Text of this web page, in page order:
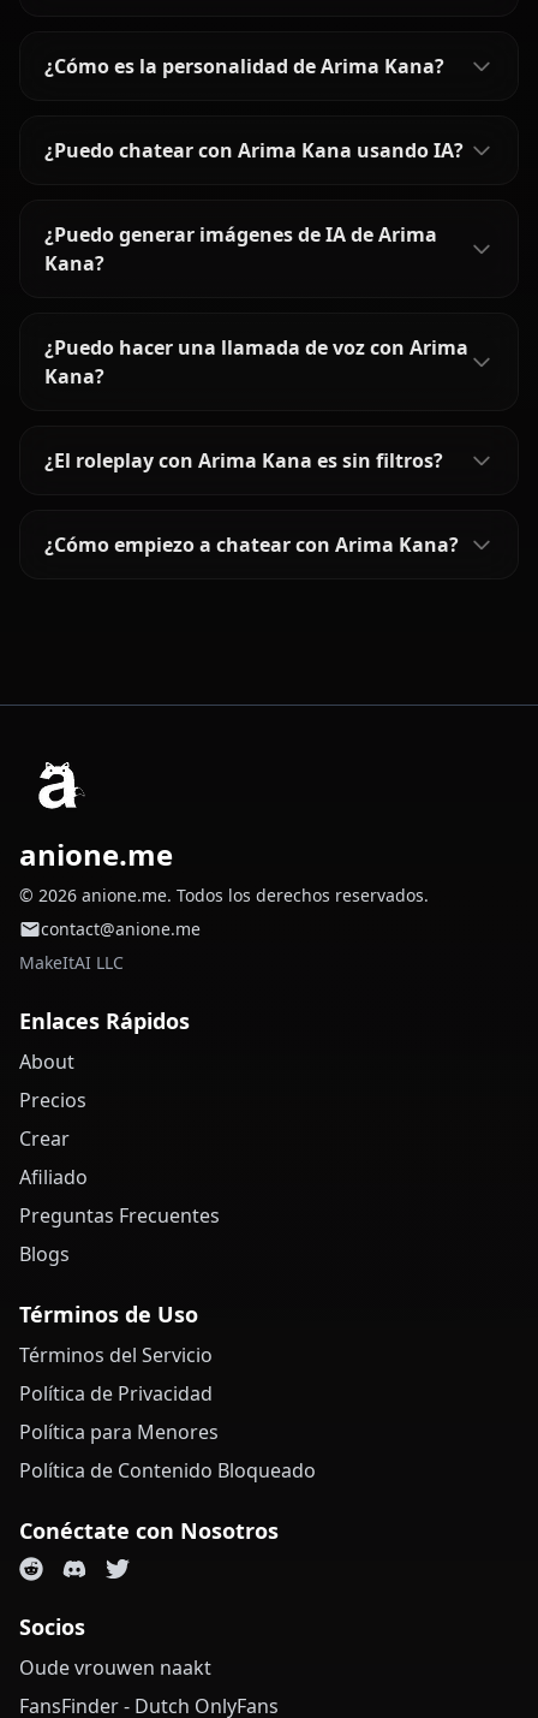
¿Cómo es la personalidad de Arima Kana?
¿Puedo chatear con Arima Kana usando IA?
¿Puedo generar imágenes de IA de Arima
Kana?
¿Puedo hacer una llamada de voz con Arima
Kana?
¿El roleplay con Arima Kana es sin filtros?
¿Cómo empiezo a chatear con Arima Kana?
anione.me
© 2026 anione.me. Todos los derechos reservados.
contact@anione.me
MakeItAI LLC
Enlaces Rápidos
About
Precios
Crear
Afiliado
Preguntas Frecuentes
Blogs
Términos de Uso
Términos del Servicio
Política de Privacidad
Política para Menores
Política de Contenido Bloqueado
Conéctate con Nosotros
Socios
Oude vrouwen naakt
FansFinder - Dutch OnlyFans